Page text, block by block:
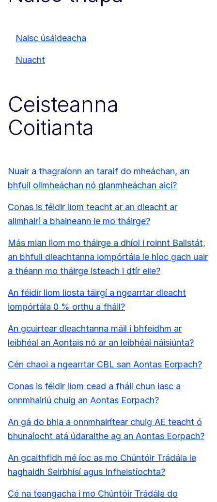
Naisc úsáideacha
Nuacht
Ceisteanna
Coitianta
Nuair a thagraíonn an taraif do mheáchan, an
bhfuil ollmheáchan nó glanmheáchan aici?
Conas is féidir liom teacht ar an dleacht ar
allmhairí a bhaineann le mo tháirge?
Más mian liom mo tháirge a dhíol i roinnt Ballstát,
an bhfuil dleachtanna iompórtála le híoc gach uair
a théann mo tháirge isteach i dtír eile?
An féidir liom liosta táirgí a ngearrtar dleacht
iompórtála 0 % orthu a fháil?
An gcuirtear dleachtanna máil i bhfeidhm ar
leibhéal an Aontais nó ar an leibhéal náisiúnta?
Cén chaoi a ngearrtar CBL san Aontas Eorpach?
Conas is féidir liom cead a fháil chun iasc a
onnmhairiú chuig an Aontas Eorpach?
An gá do bhia a onnmhairítear chuig AE teacht ó
bhunaíocht atá údaraithe ag an Aontas Eorpach?
An gcaithfidh mé íoc as mo Chúntóir Trádála le
haghaidh Seirbhísí agus Infheistíochta?
Cé na teangacha i mo Chúntóir Trádála do